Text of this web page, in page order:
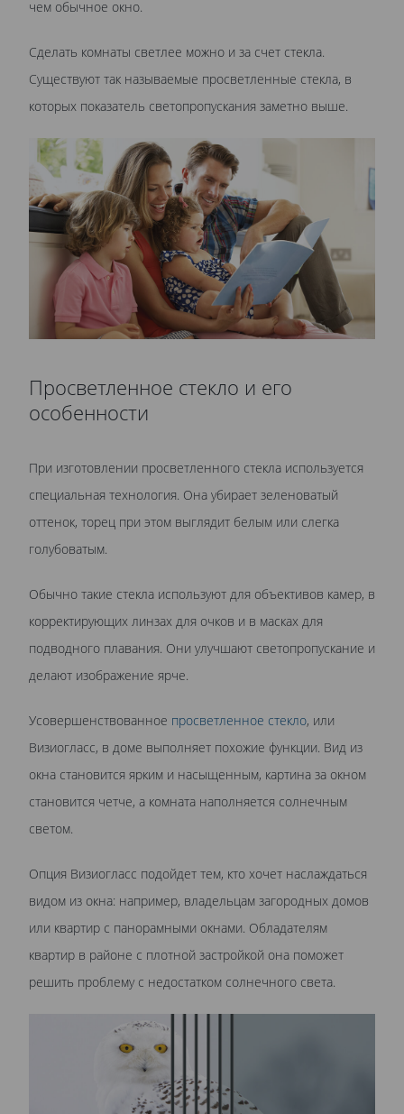
чем обычное окно.
Сделать комнаты светлее можно и за счет стекла.
Существуют так называемые просветленные стекла, в
которых показатель светопропускания заметно выше.
Просветленное стекло и его
особенности
При изготовлении просветленного стекла используется
специальная технология. Она убирает зеленоватый
оттенок, торец при этом выглядит белым или слегка
голубоватым.
Обычно такие стекла используют для объективов камер, в
корректирующих линзах для очков и в масках для
подводного плавания. Они улучшают светопропускание и
делают изображение ярче.
Усовершенствованное просветленное стекло, или
Визиогласс, в доме выполняет похожие функции. Вид из
окна становится ярким и насыщенным, картина за окном
становится четче, а комната наполняется солнечным
светом.
Опция Визиогласс подойдет тем, кто хочет наслаждаться
видом из окна: например, владельцам загородных домов
или квартир с панорамными окнами. Обладателям
квартир в районе с плотной застройкой она поможет
решить проблему с недостатком солнечного света.